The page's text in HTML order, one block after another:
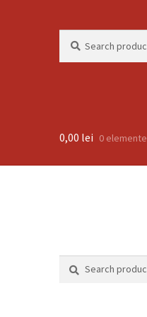
for:
0,00 lei 0 elemente
Search
Search